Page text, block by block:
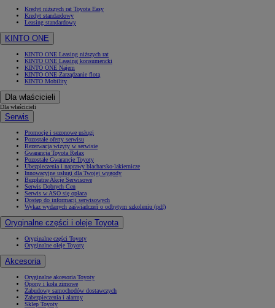
Kredyt niższych rat Toyota Easy
Kredyt standardowy
Leasing standardowy
KINTO ONE
KINTO ONE Leasing niższych rat
KINTO ONE Leasing konsumencki
KINTO ONE Najem
KINTO ONE Zarządzanie flotą
KINTO Mobility
Dla właścicieli
Dla właścicieli
Serwis
Promocje i sezonowe usługi
Pozostałe oferty serwisu
Rezerwacja wizyty w serwisie
Gwarancja Toyota Relax
Pozostałe Gwarancje Toyoty
Ubezpieczenia i naprawy blacharsko-lakiernicze
Innowacyjne usługi dla Twojej wygody
Bezpłatne Akcje Serwisowe
Serwis Dobrych Cen
Serwis w ASO się opłaca
Dostęp do informacji serwisowych
Wykaz wydanych zaświadczeń o odbytym szkoleniu (pdf)
Oryginalne części i oleje Toyota
Oryginalne części Toyoty
Oryginalne oleje Toyoty
Akcesoria
Oryginalne akcesoria Toyoty
Opony i koła zimowe
Zabudowy samochodów dostawczych
Zabezpieczenia i alarmy
Sklep Toyoty